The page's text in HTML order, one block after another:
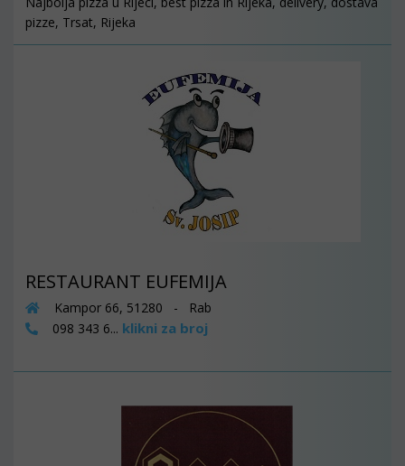
pizze, Trsat, Rijeka
RESTAURANT EUFEMIJA
Kampor 66, 51280 - Rab
098 343 6... klikni za broj